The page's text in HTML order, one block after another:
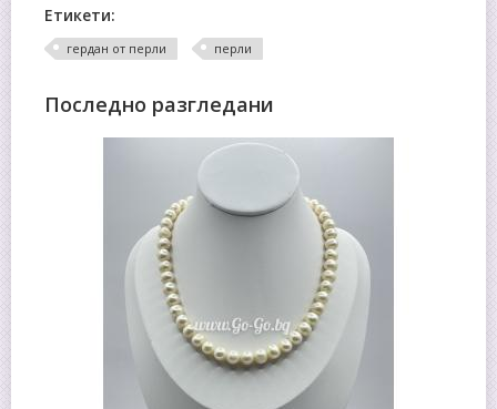
Етикети:
гердан от перли перли
Последно разгледани